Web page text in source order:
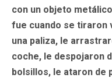
con un objeto
fue cuando se tiraron
una paliza, le
coche, le despojaron
bolsillos, le ataron de